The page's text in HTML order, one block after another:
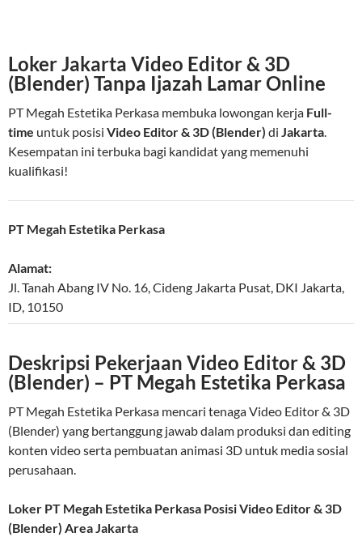
Loker Jakarta Video Editor & 3D
(Blender) Tanpa Ijazah Lamar Online
PT Megah Estetika Perkasa membuka lowongan kerja Full-
time untuk posisi Video Editor & 3D (Blender) di Jakarta.
Kesempatan ini terbuka bagi kandidat yang memenuhi
kualifikasi!
PT Megah Estetika Perkasa
Alamat:
Jl. Tanah Abang IV No. 16, Cideng Jakarta Pusat, DKI Jakarta,
ID, 10150
Deskripsi Pekerjaan Video Editor & 3D
(Blender) – PT Megah Estetika Perkasa
PT Megah Estetika Perkasa mencari tenaga Video Editor & 3D
(Blender) yang bertanggung jawab dalam produksi dan editing
konten video serta pembuatan animasi 3D untuk media sosial
perusahaan.
Loker PT Megah Estetika Perkasa Posisi Video Editor & 3D
(Blender) Area Jakarta